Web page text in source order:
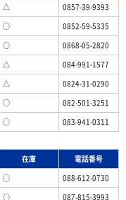
△
0857-39-9393
○
0852-59-5335
○
0868-05-2820
△
084-991-1577
△
0824-31-0290
○
082-501-3251
○ 083-941-0311
在庫
電話番号
○
088-612-0730
○ 087-815-3993